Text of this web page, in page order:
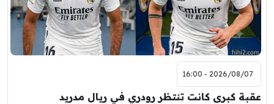
2026/08/07 - 16:00
عقبة كبرى كانت تنتظر رودري في ريال مدريد